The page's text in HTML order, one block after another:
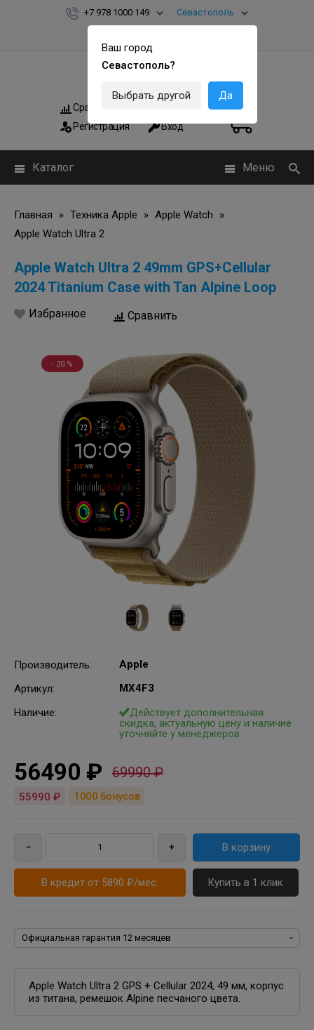
Ваш город
Севастополь?
Выбрать другой Да
+7 978 1000 149 Севастополь
Сравнить
Регистрация
Мои заказы
Вход
0
Каталог Меню
Главная » Техника Apple » Apple Watch
»
Apple Watch Ultra 2
Apple Watch Ultra 2 49mm GPS+Cellular
2024 Titanium Case with Tan Alpine Loop
Избранное Сравнить
- 20 %
Производитель:
Apple
Артикул:
MX4F3
Наличие:
Действует дополнительная
скидка, актуальную цену и наличие
уточняйте у менеджеров
56490 ₽ 69990 ₽
1000 бонусов
55990 ₽
В кредит от 5890 ₽/мес. Купить в 1 клик
Гарантия:
Apple Watch Ultra 2 GPS + Cellular 2024, 49 мм, корпус
из титана, ремешок Alpine песчаного цвета.